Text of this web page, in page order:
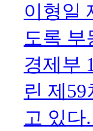
이형일
도록
경제부
린 제
고 있다